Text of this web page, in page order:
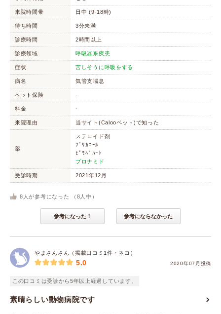
来院時間帯 日中 (9-18時)
待ち時間 3分未満
診療時間 2時間以上
診療領域 呼吸器系疾患
症状 苦しそうに呼吸をする
病名 気管支喘息
ペット保険 -
料金 -
来院理由 当サイト(Calooペット)で知った
薬
ステロイド剤
ﾌﾞﾘｶﾆｰﾙ
ﾋﾟﾓﾍﾞﾊｰﾄ
プロナミド
受診時期 2021年12月
8 人が参考になった （ 8 人中）
参考になった！ 参考にならなかった
やまさんさん（掲載口コミ1件・ネコ）
2020年07月投稿
5.0
この口コミは受診から5年以上経過しています。
素晴らしい動物病院です